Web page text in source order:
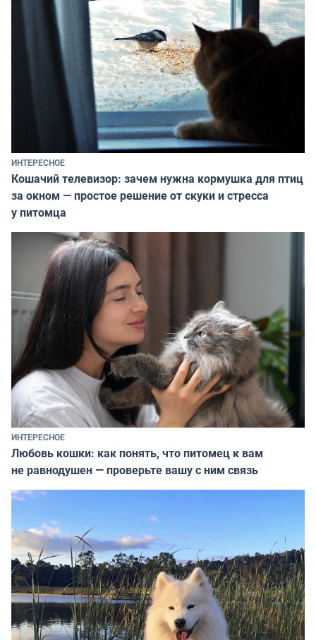
ИНТЕРЕСНОЕ
Кошачий телевизор: зачем нужна кормушка для птиц
за окном — простое решение от скуки и стресса
у питомца
ИНТЕРЕСНОЕ
Любовь кошки: как понять, что питомец к вам
не равнодушен — проверьте вашу с ним связь